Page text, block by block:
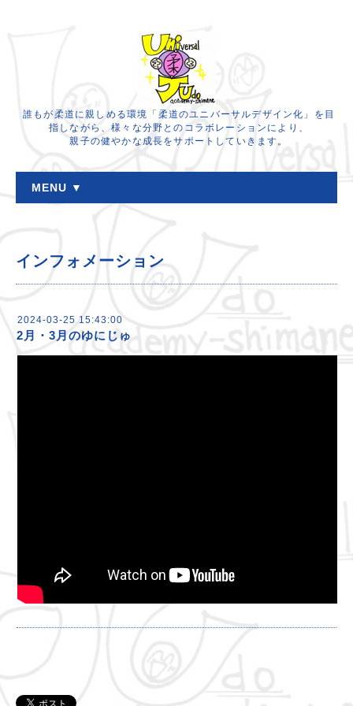
誰もが柔道に親しめる環境「柔道のユニバーサルデザイン化」を目
指しながら、様々な分野とのコラボレーションにより、
親子の健やかな成長をサポートしていきます。
MENU ▼
インフォメーション
2024-03-25 15:43:00
2月・3月のゆにじゅ